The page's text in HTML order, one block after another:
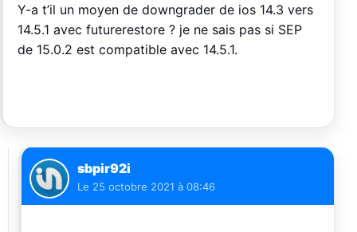
Y-a t’il un moyen de downgrader de ios 14.3 vers
14.5.1 avec futurerestore ? je ne sais pas si SEP
de 15.0.2 est compatible avec 14.5.1.
sbpir92i
Le 25 octobre 2021 à 08:46